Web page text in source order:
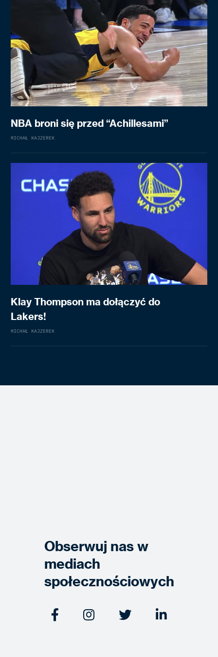
NBA broni się przed “Achillesami”
MICHAŁ KAJZEREK
Klay Thompson ma dołączyć do
Lakers!
MICHAŁ KAJZEREK
Obserwuj nas w
mediach
społecznościowych
   